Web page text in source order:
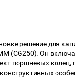
решение для
(CG250). Он
поршневых колец,